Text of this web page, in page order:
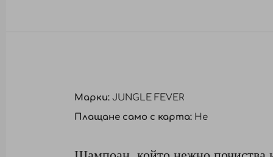
Марки: JUNGLE FEVER
Плащане само с карта: Не